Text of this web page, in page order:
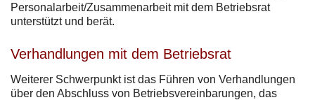
Personalarbeit/Zusammenarbeit mit dem Betriebsrat
unterstützt und berät.
Verhandlungen mit dem Betriebsrat
Weiterer Schwerpunkt ist das Führen von Verhandlungen
über den Abschluss von Betriebsvereinbarungen, das